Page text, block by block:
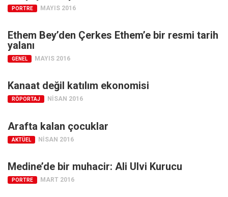
PORTRE MAYIS 2016
Ethem Bey’den Çerkes Ethem’e bir resmi tarih
yalanı
GENEL MAYIS 2016
Kanaat değil katılım ekonomisi
RÖPORTAJ NISAN 2016
Arafta kalan çocuklar
AKTÜEL NISAN 2016
Medine’de bir muhacir: Ali Ulvi Kurucu
PORTRE MART 2016